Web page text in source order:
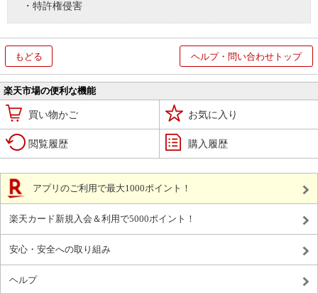
・特許権侵害
もどる ヘルプ・問い合わせトップ
楽天市場の便利な機能
買い物かご お気に入り
閲覧履歴 購入履歴
アプリのご利用で最大1000ポイント！
楽天カード新規入会＆利用で5000ポイント！
安心・安全への取り組み
ヘルプ